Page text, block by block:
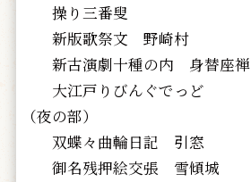
操り三番叟
新版歌祭文 野崎村
新古演劇十種の内 身替座禅
大江戸りびんぐでっど
（夜の部）
双蝶々曲輪日記 引窓
御名残押絵交張 雪傾城